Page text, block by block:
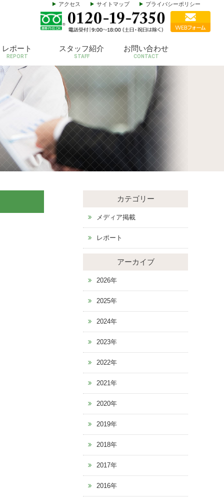
アクセス サイトマップ プライバシーポリシー
レポート
REPORT
スタッフ紹介
STAFF
お問い合わせ
CONTACT
カテゴリー
メディア掲載
レポート
アーカイブ
2026年
2025年
2024年
2023年
2022年
2021年
2020年
2019年
2018年
2017年
2016年